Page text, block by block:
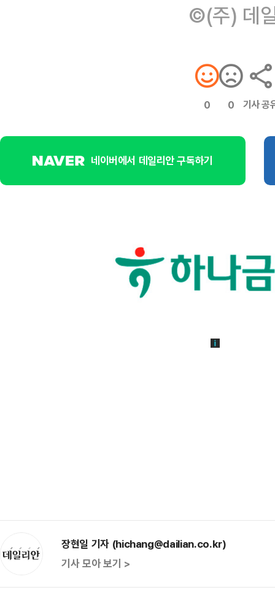
©(주) 데
0 0 기사 공
네이버에서 데일리안 구독하기
장현일 기자 (hichang@dailian.co.kr)
기사 모아 보기 >